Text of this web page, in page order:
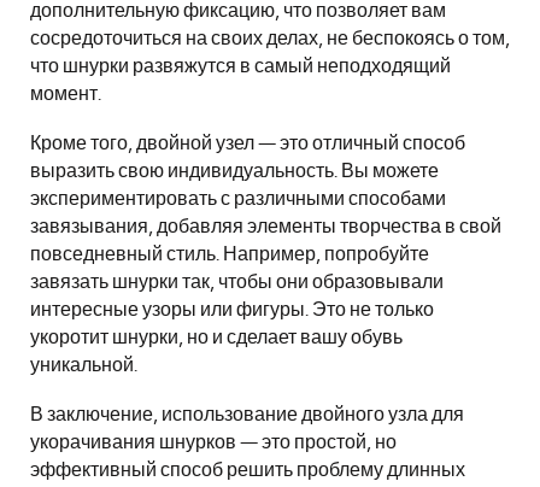
дополнительную фиксацию, что позволяет вам
сосредоточиться на своих делах, не беспокоясь о том,
что шнурки развяжутся в самый неподходящий
момент.
Кроме того, двойной узел — это отличный способ
выразить свою индивидуальность. Вы можете
экспериментировать с различными способами
завязывания, добавляя элементы творчества в свой
повседневный стиль. Например, попробуйте
завязать шнурки так, чтобы они образовывали
интересные узоры или фигуры. Это не только
укоротит шнурки, но и сделает вашу обувь
уникальной.
В заключение, использование двойного узла для
укорачивания шнурков — это простой, но
эффективный способ решить проблему длинных